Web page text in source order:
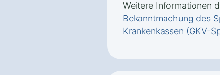
Weitere Informationen
Bekanntmachung des
Krankenkassen (GKV-